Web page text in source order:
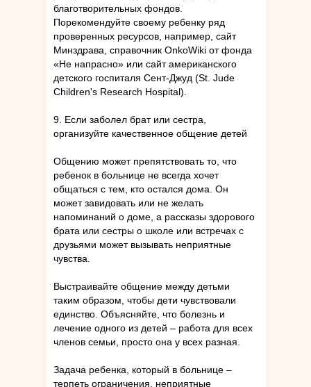
благотворительных фондов.
Порекомендуйте своему ребенку ряд
проверенных ресурсов, например, сайт
Минздрава, справочник OnkoWiki от фонда
«Не напрасно» или сайт американского
детского госпиталя Сент-Джуд (St. Jude
Children's Research Hospital).
9. Если заболел брат или сестра,
организуйте качественное общение детей
Общению может препятствовать то, что
ребенок в больнице не всегда хочет
общаться с тем, кто остался дома. Он
может завидовать или не желать
напоминаний о доме, а рассказы здорового
брата или сестры о школе или встречах с
друзьями может вызывать неприятные
чувства.
Выстраивайте общение между детьми
таким образом, чтобы дети чувствовали
единство. Объясняйте, что болезнь и
лечение одного из детей – работа для всех
членов семьи, просто она у всех разная.
Задача ребенка, который в больнице –
терпеть ограничения, неприятные